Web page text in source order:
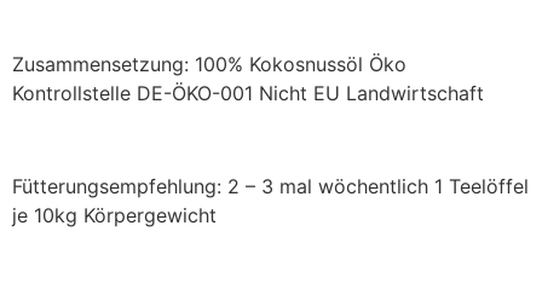
Zusammensetzung: 100% Kokosnussöl Öko
Kontrollstelle DE-ÖKO-001 Nicht EU Landwirtschaft
Fütterungsempfehlung: 2 – 3 mal wöchentlich 1 Teelöffel
je 10kg Körpergewicht